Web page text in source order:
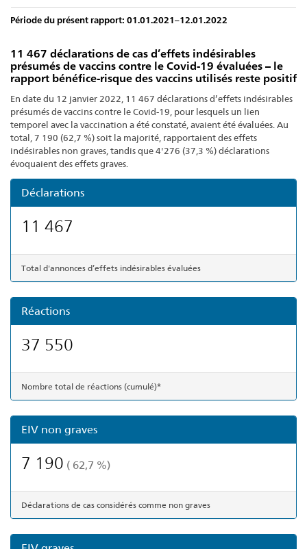
Période du présent rapport: 01.01.2021–12.01.2022
11 467 déclarations de cas d’effets indésirables
présumés de vaccins contre le Covid-19 évaluées – le
rapport bénéfice-risque des vaccins utilisés reste positif
En date du 12 janvier 2022, 11 467 déclarations d’effets indésirables
présumés de vaccins contre le Covid-19, pour lesquels un lien
temporel avec la vaccination a été constaté, avaient été évaluées. Au
total, 7 190 (62,7 %) soit la majorité, rapportaient des effets
indésirables non graves, tandis que 4'276 (37,3 %) déclarations
évoquaient des effets graves.
Déclarations
11 467
Total d'annonces d’effets indésirables évaluées
Réactions
37 550
Nombre total de réactions (cumulé)*
EIV non graves
7 190 ( 62,7 %)
Déclarations de cas considérés comme non graves